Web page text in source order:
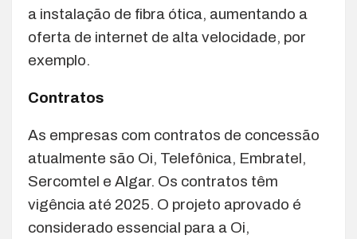
a instalação de fibra ótica, aumentando a
oferta de internet de alta velocidade, por
exemplo.
Contratos
As empresas com contratos de concessão
atualmente são Oi, Telefônica, Embratel,
Sercomtel e Algar. Os contratos têm
vigência até 2025. O projeto aprovado é
considerado essencial para a Oi,